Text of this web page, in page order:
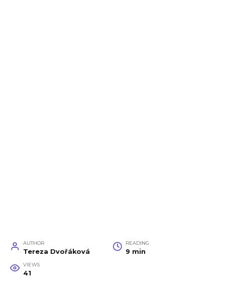
AUTHOR
Tereza Dvořáková
READING
9 min
VIEWS
41